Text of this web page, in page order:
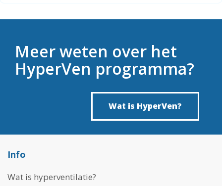
Meer weten over het
HyperVen programma?
Wat is HyperVen?
Info
Wat is hyperventilatie?